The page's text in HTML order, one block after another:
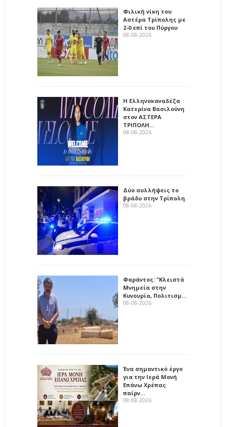
Φιλική νίκη του
Αστέρα Τρίπολης με
2-0 επί του Πύργου
08-08-2026
Η Ελληνοκαναδέζα
Κατερίνα Βασιλούνη
στον ΑΣΤΕΡΑ
ΤΡΙΠΟΛΗ…
08-08-2026
Δύο συλλήψεις το
βράδυ στην Τρίπολη
08-08-2026
Φαράντος: "Κλειστά
Μνημεία στην
Κυνουρία, Πολιτισμ…
08-08-2026
Ένα σημαντικό έργο
για την Ιερά Μονή
Επάνω Χρέπας
παίρν…
08-08-2026